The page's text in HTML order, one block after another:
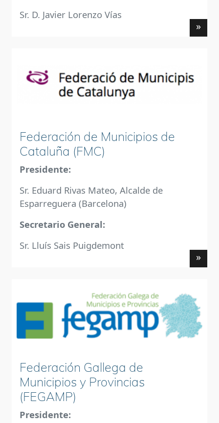
Sr. D. Javier Lorenzo Vías
»
Federación de Municipios de
Cataluña (FMC)
Presidente:
Sr. Eduard Rivas Mateo, Alcalde de
Esparreguera (Barcelona)
Secretario General:
Sr. Lluís Sais Puigdemont
»
Federación Gallega de
Municipios y Provincias
(FEGAMP)
Presidente: